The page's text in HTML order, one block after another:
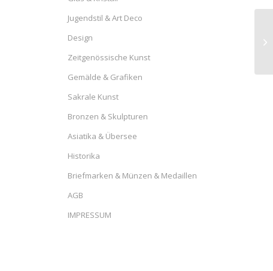
Jugendstil & Art Deco
Design
Zeitgenössische Kunst
Gemälde & Grafiken
Sakrale Kunst
Bronzen & Skulpturen
Asiatika & Übersee
Historika
Briefmarken & Münzen & Medaillen
AGB
IMPRESSUM